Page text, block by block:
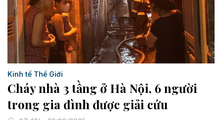
Kinh tế Thế Giới
Cháy nhà 3 tầng ở Hà Nội, 6 người
trong gia đình được giải cứu